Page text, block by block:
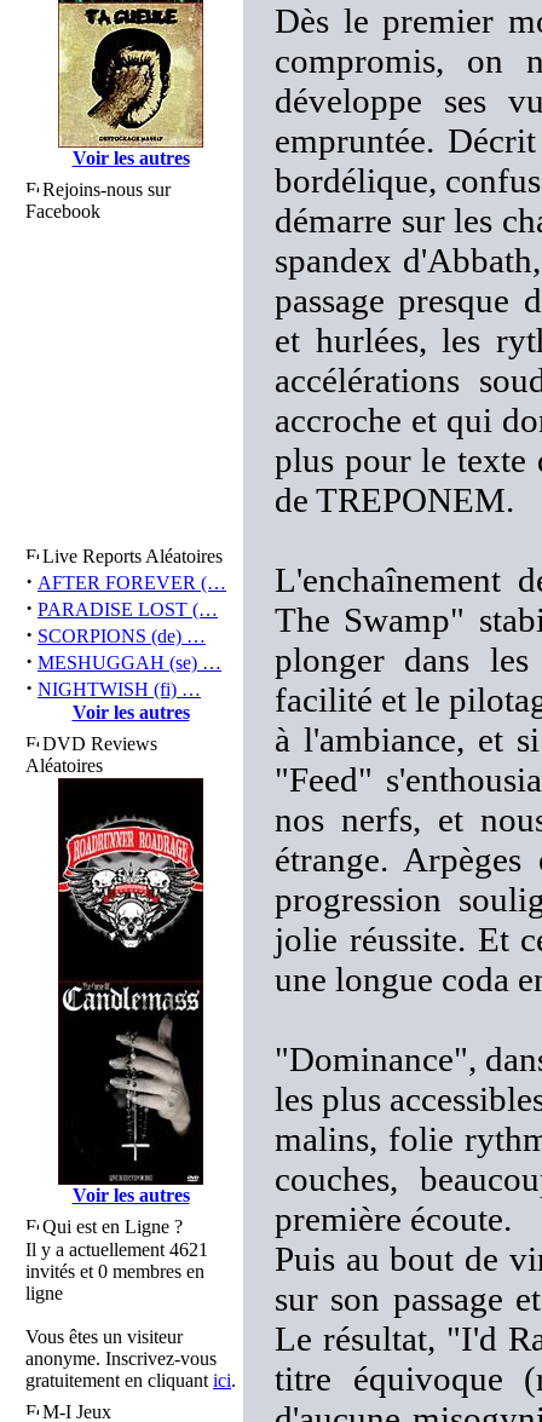
Voir les autres
Rejoins-nous sur
Facebook
Live Reports Aléatoires
· AFTER FOREVER (…
· PARADISE LOST (…
· SCORPIONS (de) …
· MESHUGGAH (se) …
· NIGHTWISH (fi) …
Voir les autres
DVD Reviews
Aléatoires
Voir les autres
Qui est en Ligne ?
Il y a actuellement 4621
invités et 0 membres en
ligne
Vous êtes un visiteur
anonyme. Inscrivez-vous
gratuitement en cliquant ici.
M-I Jeux
Dès le premier
compromis, on
développe ses
empruntée.
bordélique,
démarre sur les
spandex
passage presque
et hurlées, les
accélérations
accroche et qui
plus pour le texte
de TREPONEM.
L'enchaînement
The Swamp"
plonger dans
facilité et le
à l'ambiance, et
"Feed"
nos nerfs, et
étrange.
progression
jolie réussite. Et
une longue coda
"Dominance",
les plus
malins, folie
couches,
première écoute.
Puis au bout de
sur son passage
Le résultat, "I'd
titre équivoque